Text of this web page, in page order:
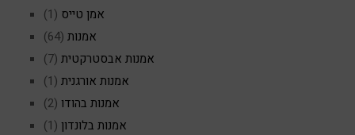
אמן טייס (1)
אמנות (64)
אמנות אבסטרקטית (7)
אמנות אורגנית (1)
אמנות בהודו (2)
אמנות בלונדון (1)